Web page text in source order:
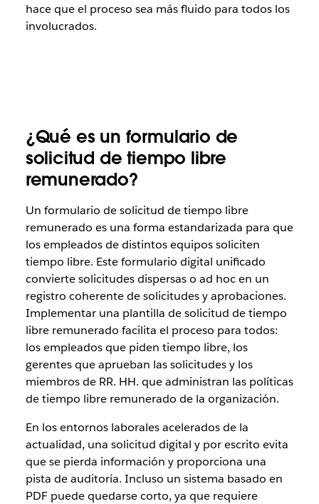
hace que el proceso sea más fluido para todos los
involucrados.
¿Qué es un formulario de
solicitud de tiempo libre
remunerado?
Un formulario de solicitud de tiempo libre
remunerado es una forma estandarizada para que
los empleados de distintos equipos soliciten
tiempo libre. Este formulario digital unificado
convierte solicitudes dispersas o ad hoc en un
registro coherente de solicitudes y aprobaciones.
Implementar una plantilla de solicitud de tiempo
libre remunerado facilita el proceso para todos:
los empleados que piden tiempo libre, los
gerentes que aprueban las solicitudes y los
miembros de RR. HH. que administran las políticas
de tiempo libre remunerado de la organización.
En los entornos laborales acelerados de la
actualidad, una solicitud digital y por escrito evita
que se pierda información y proporciona una
pista de auditoría. Incluso un sistema basado en
PDF puede quedarse corto, ya que requiere